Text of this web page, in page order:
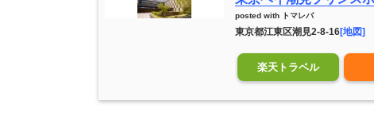
posted with トマレバ
東京都江東区潮見2-8-16[地図]
楽天トラベル